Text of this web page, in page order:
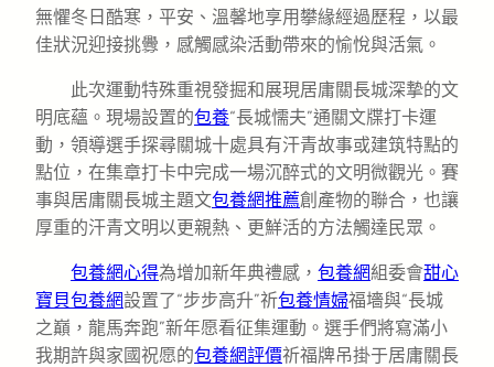
無懼冬日酷寒，平安、溫馨地享用攀緣經過歷程，以最
佳狀況迎接挑釁，感觸感染活動帶來的愉悅與活氣。
此次運動特殊重視發掘和展現居庸關長城深摯的文
明底蘊。現場設置的包養“長城懦夫”通關文牒打卡運
動，領導選手探尋關城十處具有汗青故事或建筑特點的
點位，在集章打卡中完成一場沉醉式的文明微觀光。賽
事與居庸關長城主題文包養網推薦創產物的聯合，也讓
厚重的汗青文明以更親熱、更鮮活的方法觸達民眾。
包養網心得為增加新年典禮感， 包養網組委會甜心
寶貝包養網設置了“步步高升”祈包養情婦福墻與“長城
之巔，龍馬奔跑”新年愿看征集運動。選手們將寫滿小
我期許與家國祝愿的包養網評價祈福牌吊掛于居庸關長